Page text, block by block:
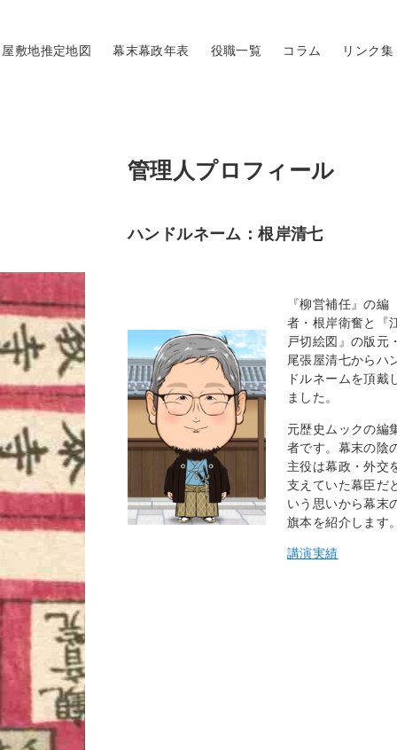
屋敷地推定地図 幕末幕政年表 役職一覧 コラム リンク集
管理人プロフィール
ハンドルネーム：根岸清七
『柳営補任』の編
者・根岸衛奮と『
戸切絵図』の版元
尾張屋清七からハ
ドルネームを頂戴
ました。
元歴史ムックの編
者です。幕末の陰
主役は幕政・外交
支えていた幕臣だ
いう思いから幕末
旗本を紹介します
講演実績